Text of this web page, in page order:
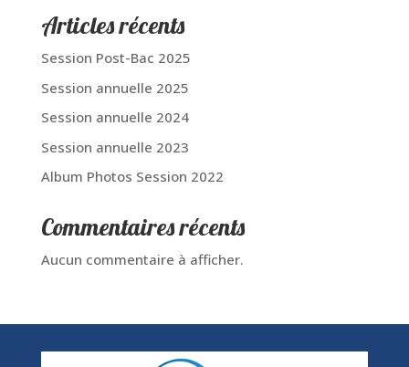
Articles récents
Session Post-Bac 2025
Session annuelle 2025
Session annuelle 2024
Session annuelle 2023
Album Photos Session 2022
Commentaires récents
Aucun commentaire à afficher.